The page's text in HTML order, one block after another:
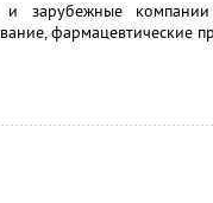
зарубежные
фармацевтические